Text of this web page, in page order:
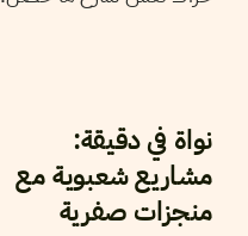
نواة في دقيقة:
مشاريع شعبوية مع
منجزات صفرية